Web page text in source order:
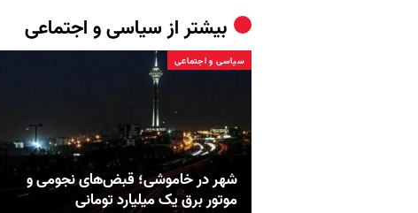
بیشتر ازسیاسی و اجتماعی
سیاسی و اجتماعی
شهر در خاموشی؛ قبض‌های نجومی و
موتور برق یک میلیارد تومانی